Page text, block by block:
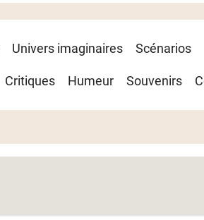
Univers imaginaires Scénarios
Critiques Humeur Souvenirs